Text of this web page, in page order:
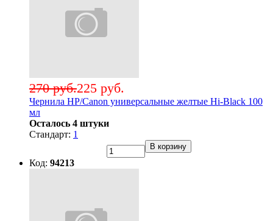
225 руб.
270 руб.
Чернила HP/Canon универсальные желтые Hi-Black 100
мл
Осталось 4 штуки
Стандарт: 1
В корзину
Код: 94213